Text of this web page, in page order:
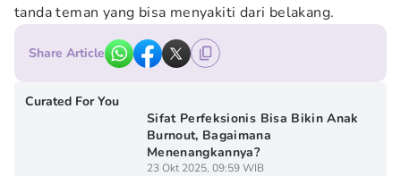
tanda teman yang bisa menyakiti dari belakang.
Share Article
Curated For You
Sifat Perfeksionis Bisa Bikin Anak
Burnout, Bagaimana
Menenangkannya?
23 Okt 2025, 09:59 WIB